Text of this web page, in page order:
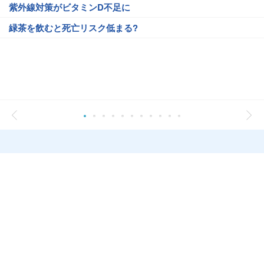
紫外線対策がビタミンD不足に
緑茶を飲むと死亡リスク低まる?